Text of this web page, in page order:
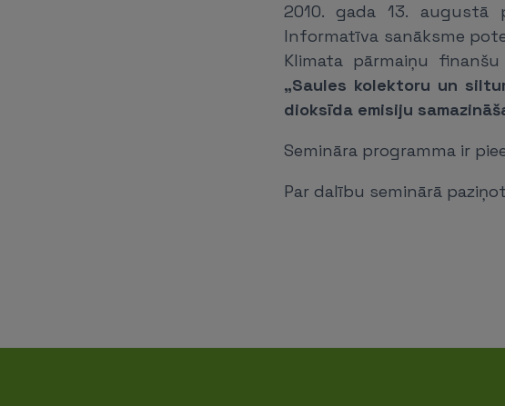
2010. gada 13.
Informatīva sanāksme
Klimata pārmaiņu
„Saules kolektoru un
dioksīda emisiju
Semināra programma ir
Par dalību seminārā